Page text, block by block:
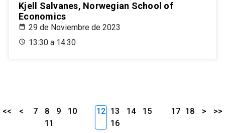
Kjell Salvanes, Norwegian School of
Economics
29 de Noviembre de 2023
13:30 a 14:30
<< < 7 8 9
10
11
12 13 14
15
16
17 18 > >>